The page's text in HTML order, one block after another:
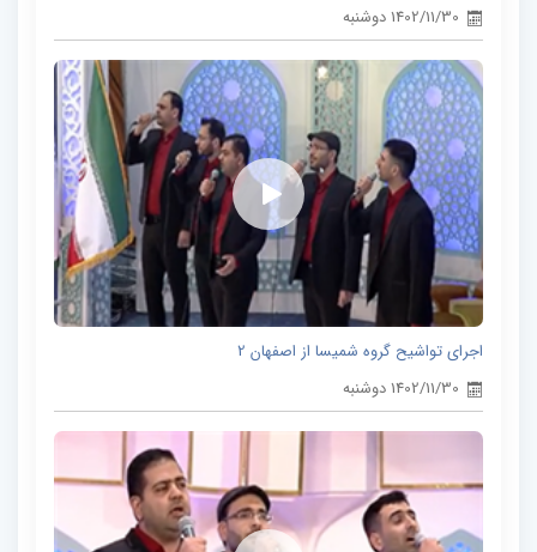
1402/11/30 دوشنبه
اجرای تواشیح گروه شمیسا از اصفهان 2
1402/11/30 دوشنبه